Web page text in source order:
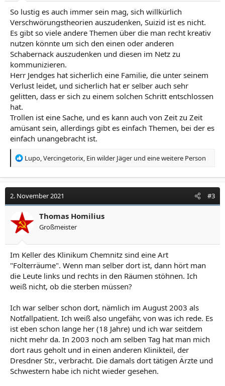
So lustig es auch immer sein mag, sich willkürlich
Verschwörungstheorien auszudenken, Suizid ist es nicht.
Es gibt so viele andere Themen über die man recht kreativ
nutzen könnte um sich den einen oder anderen
Schabernack auszudenken und diesen im Netz zu
kommunizieren.
Herr Jendges hat sicherlich eine Familie, die unter seinem
Verlust leidet, und sicherlich hat er selber auch sehr
gelitten, dass er sich zu einem solchen Schritt entschlossen
hat.
Trollen ist eine Sache, und es kann auch von Zeit zu Zeit
amüsant sein, allerdings gibt es einfach Themen, bei der es
einfach unangebracht ist.
R
a
t
i
n
e
Lupo,Vercingetorix, Ein wilder Jäger und eine weitere Person
2. November 2021 #3
Thomas Homilius
Großmeister
Im Keller des Klinikum Chemnitz sind eine Art
"Folterräume". Wenn man selber dort ist, dann hört man
die Leute links und rechts in den Räumen stöhnen. Ich
weiß nicht, ob die sterben müssen?
Ich war selber schon dort, nämlich im August 2003 als
Notfallpatient. Ich weiß also ungefähr, von was ich rede. Es
ist eben schon lange her (18 Jahre) und ich war seitdem
nicht mehr da. In 2003 noch am selben Tag hat man mich
dort raus geholt und in einen anderen Klinikteil, der
Dresdner Str., verbracht. Die damals dort tätigen Ärzte und
Schwestern habe ich nicht wieder gesehen.